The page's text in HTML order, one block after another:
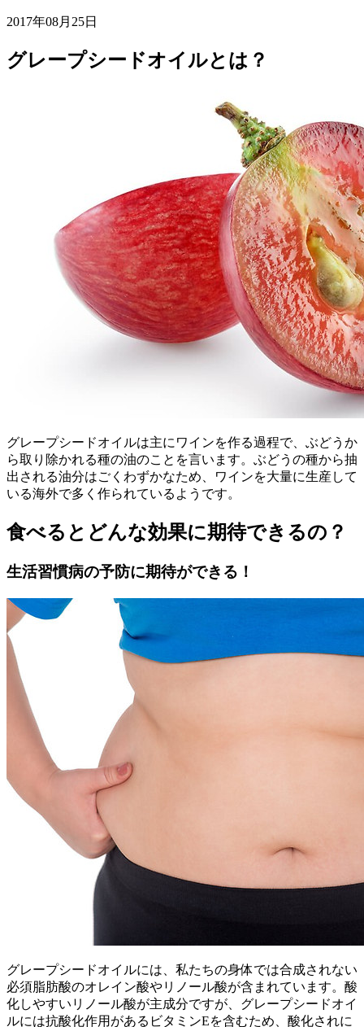
2017年08月25日
グレープシードオイルとは？
グレープシードオイルは主にワインを作る過程で、ぶどうか
ら取り除かれる種の油のことを言います。ぶどうの種から抽
出される油分はごくわずかなため、ワインを大量に生産して
いる海外で多く作られているようです。
食べるとどんな効果に期待できるの？
生活習慣病の予防に期待ができる！
グレープシードオイルには、私たちの身体では合成されない
必須脂肪酸のオレイン酸やリノール酸が含まれています。酸
化しやすいリノール酸が主成分ですが、グレープシードオイ
ルには抗酸化作用があるビタミンEを含むため、酸化されに